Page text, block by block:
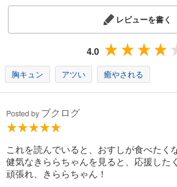
江戸前鮨職人 きららの仕事 13
円 (税込)
あらすじを表示する
江戸前鮨職人 きららの仕事 14
528円 (税込)
あらすじを表示する
江戸前鮨職人 きららの仕事 15
レビューを書く
4.0
胸キュン アツい 癒やされる
Posted by ブクログ
これを読んでいると、おすしが食べたく
健気なきららちゃんを見ると、応援した
頑張れ、きららちゃん！